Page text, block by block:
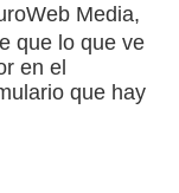
Media,
que lo que ve
en el
que hay